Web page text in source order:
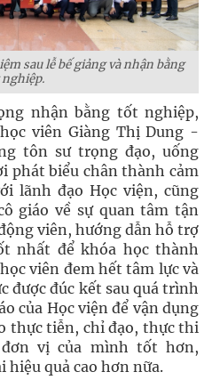
sau lễ bế giảng và nhận bằng
nhận bằng tốt nghiệp,
viên Giàng Thị Dung -
tôn sư trọng đạo, uống
phát biểu chân thành cảm
lãnh đạo Học viện, cũng
giáo về sự quan tâm tận
viên, hướng dẫn hỗ trợ
nhất để khóa học thành
viên đem hết tâm lực và
được đúc kết sau quá trình
của Học viện để vận dụng
thực tiễn, chỉ đạo, thực thi
vị của mình tốt hơn,
hiệu quả cao hơn nữa.